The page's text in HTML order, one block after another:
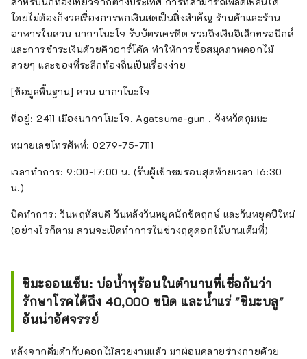
โดยไม่ต้องกังวลเรื่องการพกเงินสดเป็นสิ่งสำคัญ ร้านค้าและร้าน
อาหารในสวน นากาโนะโจ รับบัตรเครดิต รวมถึงเงินอิเล็กทรอนิกส์
และการชำระเงินด้วยคิวอาร์โค้ด ทำให้การซื้อสมุดภาพดอกไม้
สวยๆ และของที่ระลึกท้องถิ่นเป็นเรื่องง่าย
[ข้อมูลพื้นฐาน] สวน นากาโนะโจ
ที่อยู่: 2411 เมืองนากาโนะโจ, Agatsuma-gun , จังหวัดกุมมะ
หมายเลขโทรศัพท์: 0279-75-7111
เวลาทำการ: 9:00-17:00 น. (รับผู้เข้าชมรอบสุดท้ายเวลา 16:30
น.)
ปิดทำการ: วันพฤหัสบดี วันหลังวันหยุดนักขัตฤกษ์ และวันหยุดปีใหม่
(อย่างไรก็ตาม สวนจะเปิดทำการในช่วงฤดูดอกไม้บานเต็มที่)
ชิมะออนเซ็น: บ่อน้ำพุร้อนในตำนานที่เชื่อกันว่า
รักษาโรคได้ถึง 40,000 ชนิด และน้ำแร่ "ชิมะบลู"
อันน่าอัศจรรย์
หลังจากดื่มด่ำกับดอกไม้สวยงามแล้ว มาผ่อนคลายร่างกายด้วย